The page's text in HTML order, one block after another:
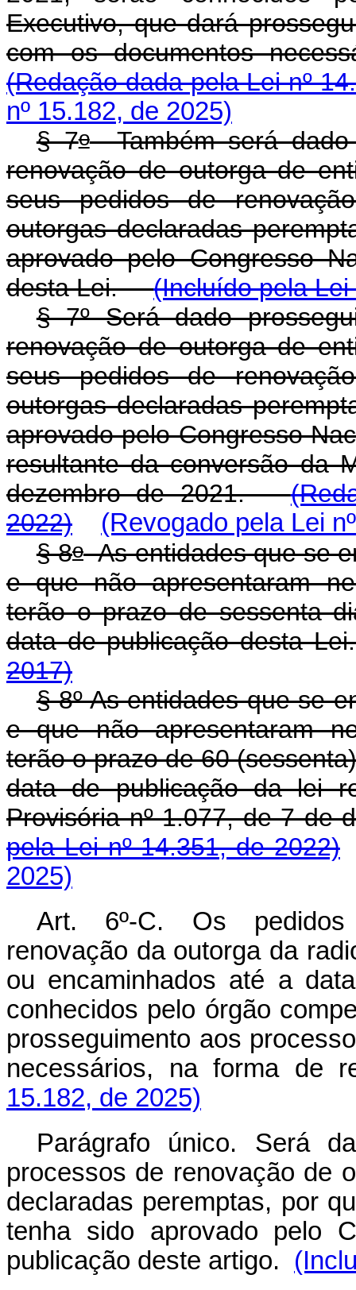
Executivo, que dará
com os documentos
(Redação dada pela Lei nº
nº 15.182, de 2025)
§ 7oTambém será dado
renovação de outorga de
seus pedidos de
outorgas declaradas
aprovado pelo Congresso
desta Lei.(Incluído pela Lei
§ 7º Será dado
renovação de outorga de
seus pedidos de
outorgas declaradas
aprovado pelo Congresso
resultante da conversão da
dezembro de 2021.
2022)
(Revogado pela Lei
§ 8oAs entidades que se
e que não apresentaram
terão o prazo de sessenta
data de publicação desta
2017)
§ 8º As entidades que se
e que não apresentaram
terão o prazo de 60
data de publicação da lei
Provisória nº 1.077, de 7
pela Lei nº 14.351, de 2022)
2025)
Art. 6º-C. Os pedidos
renovação da outorga da
ou encaminhados até a
conhecidos pelo órgão
prosseguimento aos
necessários, na forma de
15.182, de 2025)
Parágrafo único. Será
processos de renovação de
declaradas peremptas, por
tenha sido aprovado pelo
publicação deste artigo.